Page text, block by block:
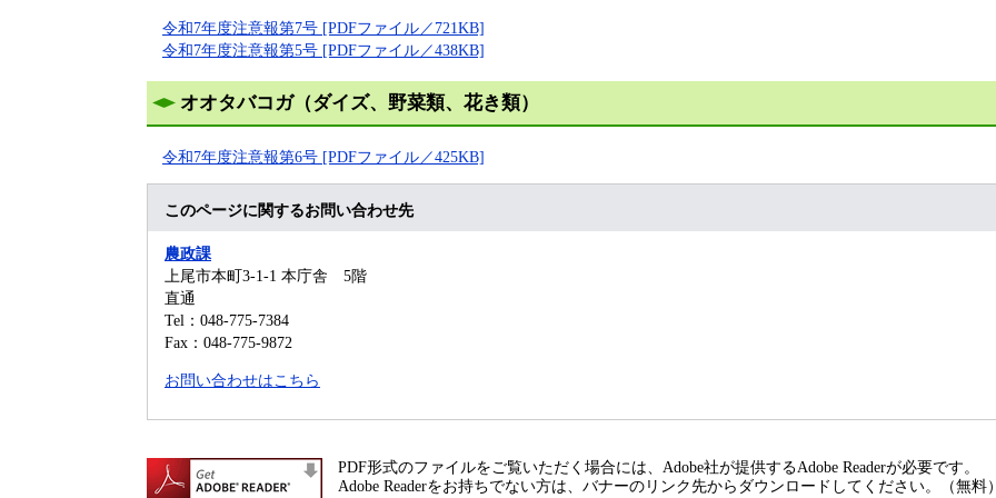
令和7年度注意報第7号 [PDFファイル／721KB]
令和7年度注意報第5号 [PDFファイル／438KB]
オオタバコガ（ダイズ、野菜類、花き類）
令和7年度注意報第6号 [PDFファイル／425KB]
このページに関するお問い合わせ先
農政課
上尾市本町3-1-1 本庁舎 5階
直通
Tel：048-775-7384
Fax：048-775-9872
お問い合わせはこちら
PDF形式のファイルをご覧いただく場合には、Adobe社が提供するAdobe Readerが必要です。
Adobe Readerをお持ちでない方は、バナーのリンク先からダウンロードしてください。（無料